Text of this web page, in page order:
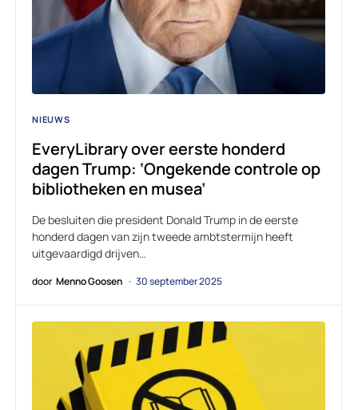
NIEUWS
EveryLibrary over eerste honderd
dagen Trump: ‘Ongekende controle op
bibliotheken en musea’
De besluiten die president Donald Trump in de eerste
honderd dagen van zijn tweede ambtstermijn heeft
uitgevaardigd drijven…
door Menno Goosen 30 september 2025